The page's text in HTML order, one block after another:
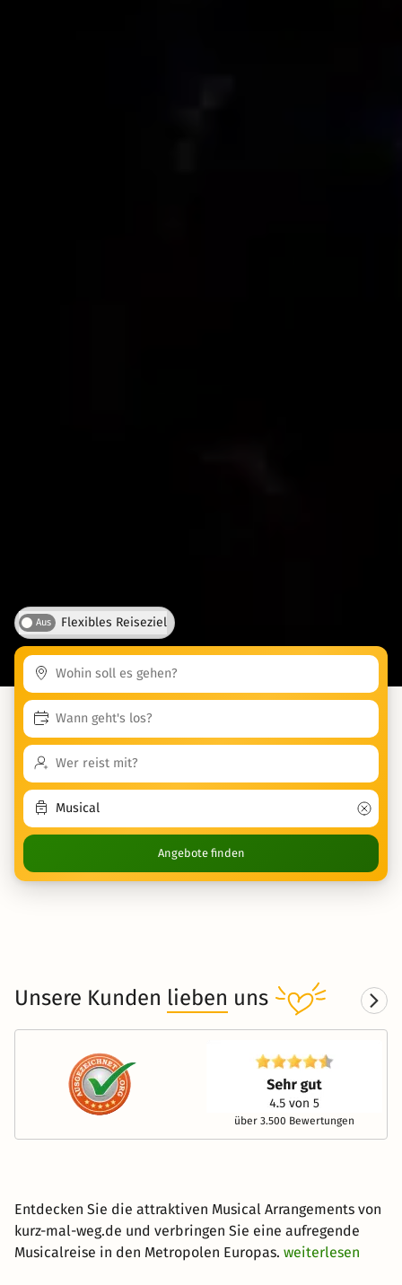
Aus Flexibles Reiseziel
Angebote finden
Unsere Kunden lieben uns
über 3.500 Bewertungen
Entdecken Sie die attraktiven Musical Arrangements von
kurz-mal-weg.de und verbringen Sie eine aufregende
Musicalreise in den Metropolen Europas. weiterlesen